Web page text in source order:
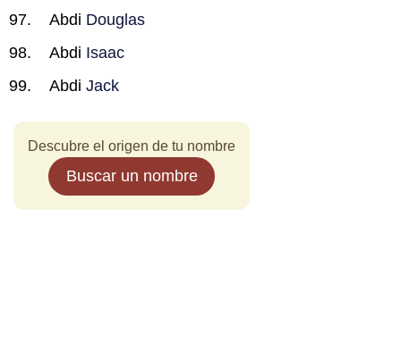
Abdi Douglas
Abdi Isaac
Abdi Jack
Descubre el origen de tu nombre
Buscar un nombre